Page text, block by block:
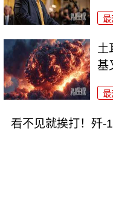
最
土
基
最
看不见就挨打！歼-